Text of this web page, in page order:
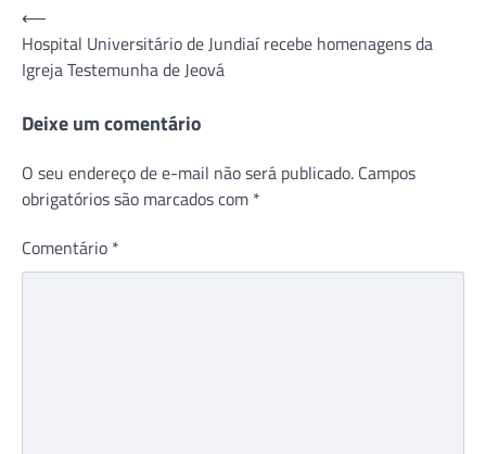
Navegação
de
Post
⟵
Hospital Universitário de Jundiaí recebe homenagens da
Igreja Testemunha de Jeová
Deixe um comentário
O seu endereço de e-mail não será publicado. Campos
obrigatórios são marcados com *
Comentário *